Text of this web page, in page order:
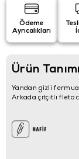
Ödeme
Ayrıcalıkları
Ürün Tanımı
Yandan gizli
Arkada çıtçıtlı